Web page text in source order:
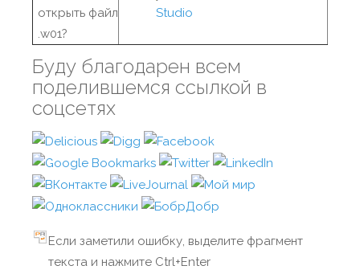
открыть файл
.w01?
Studio
Буду благодарен всем
поделившемся ссылкой в
соцсетях
Если заметили ошибку, выделите фрагмент
текста и нажмите Ctrl+Enter